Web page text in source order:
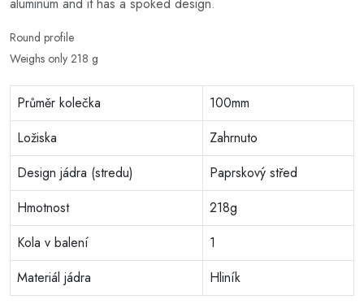
Round profile
Weighs only 218 g
Průměr kolečka
100mm
Ložiska
Zahrnuto
Design jádra (stredu)
Paprskový střed
Hmotnost
218g
Kola v balení
1
Materiál jádra
Hliník